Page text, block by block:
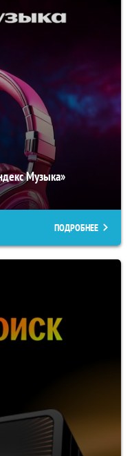
Музыка»
ПОДРОБНЕЕ